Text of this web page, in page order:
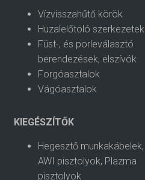
Vízvisszahűtő körök
Huzalelőtoló szerkezetek
Füst-, és porleválasztó
berendezések, elszívók
Forgóasztalok
Vágóasztalok
KIEGÉSZÍTŐK
Hegesztő munkakábelek,
AWI pisztolyok, Plazma
pisztolyok